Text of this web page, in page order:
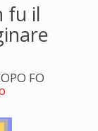
fu il
FO